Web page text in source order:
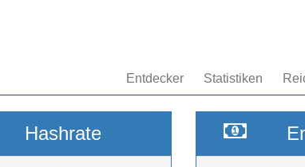
Entdecker Statistiken
Hashrate